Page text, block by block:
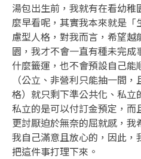
湯包出生前，我就有在看幼
麼早看呢，其實我本來就是
慮型人格，對我而言，希望
園，我才不會一直有種未完
什麼籤運，也不會預設自己能
（公立、非營利只能抽一間
格）就只剩下準公共化、私
私立的是可以付訂金預定，
更討厭迫於無奈的屈就感，
我自己滿意且放心的，因此，
把這件事打理下來。